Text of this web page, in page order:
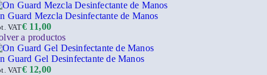
Guard Mezcla Desinfectante de Manos
€11,00
VAT
a productos
Guard Gel Desinfectante de Manos
€12,00
VAT